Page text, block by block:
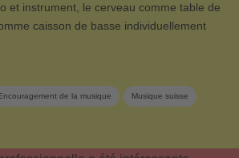
et instrument, le cerveau comme table de
caisson de basse individuellement
de la musique Musique suisse